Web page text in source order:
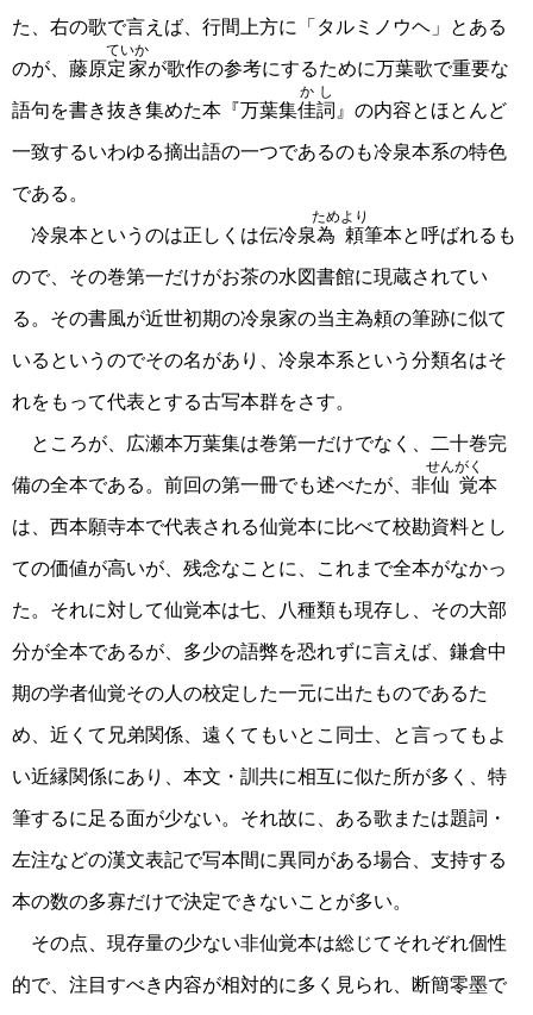
た、右の歌で言えば、行間上方に「タルミノウヘ」とある
のが、藤原定家
ていか
が歌作の参考にするために万葉歌で重要な
語句を書き抜き集めた本『万葉集佳詞
かし
』の内容とほとんど
一致するいわゆる摘出語の一つであるのも冷泉本系の特色
である。
冷泉本というのは正しくは伝冷泉為頼
ためより
筆本と呼ばれるも
ので、その巻第一だけがお茶の水図書館に現蔵されてい
る。その書風が近世初期の冷泉家の当主為頼の筆跡に似て
いるというのでその名があり、冷泉本系という分類名はそ
れをもって代表とする古写本群をさす。
ところが、広瀬本万葉集は巻第一だけでなく、二十巻完
備の全本である。前回の第一冊でも述べたが、非仙覚
せんがく
本
は、西本願寺本で代表される仙覚本に比べて校勘資料とし
ての価値が高いが、残念なことに、これまで全本がなかっ
た。それに対して仙覚本は七、八種類も現存し、その大部
分が全本であるが、多少の語弊を恐れずに言えば、鎌倉中
期の学者仙覚その人の校定した一元に出たものであるた
め、近くて兄弟関係、遠くてもいとこ同士、と言ってもよ
い近縁関係にあり、本文・訓共に相互に似た所が多く、特
筆するに足る面が少ない。それ故に、ある歌または題詞・
左注などの漢文表記で写本間に異同がある場合、支持する
本の数の多寡だけで決定できないことが多い。
その点、現存量の少ない非仙覚本は総じてそれぞれ個性
的で、注目すべき内容が相対的に多く見られ、断簡零墨で